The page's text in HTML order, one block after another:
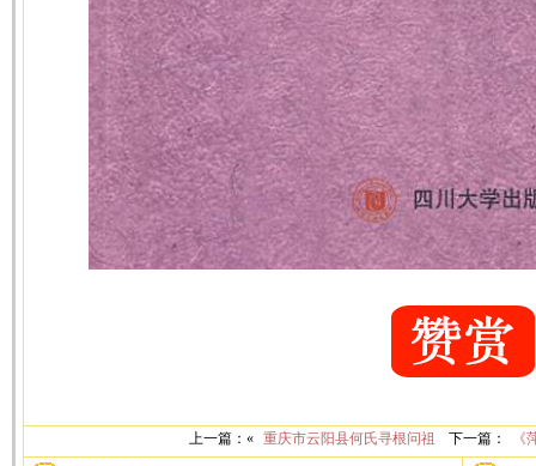
上一篇：« 重庆市云阳县何氏寻根问祖 下一篇：